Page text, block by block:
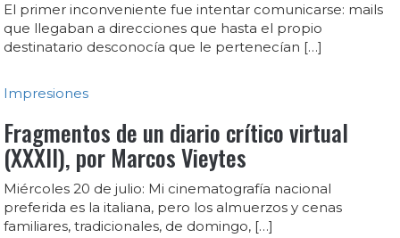
El primer inconveniente fue intentar comunicarse: mails
que llegaban a direcciones que hasta el propio
destinatario desconocía que le pertenecían […]
Impresiones
Fragmentos de un diario crítico virtual
(XXXII), por Marcos Vieytes
Miércoles 20 de julio: Mi cinematografía nacional
preferida es la italiana, pero los almuerzos y cenas
familiares, tradicionales, de domingo, […]